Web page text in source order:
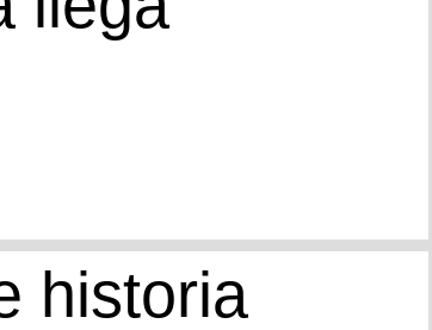
historia